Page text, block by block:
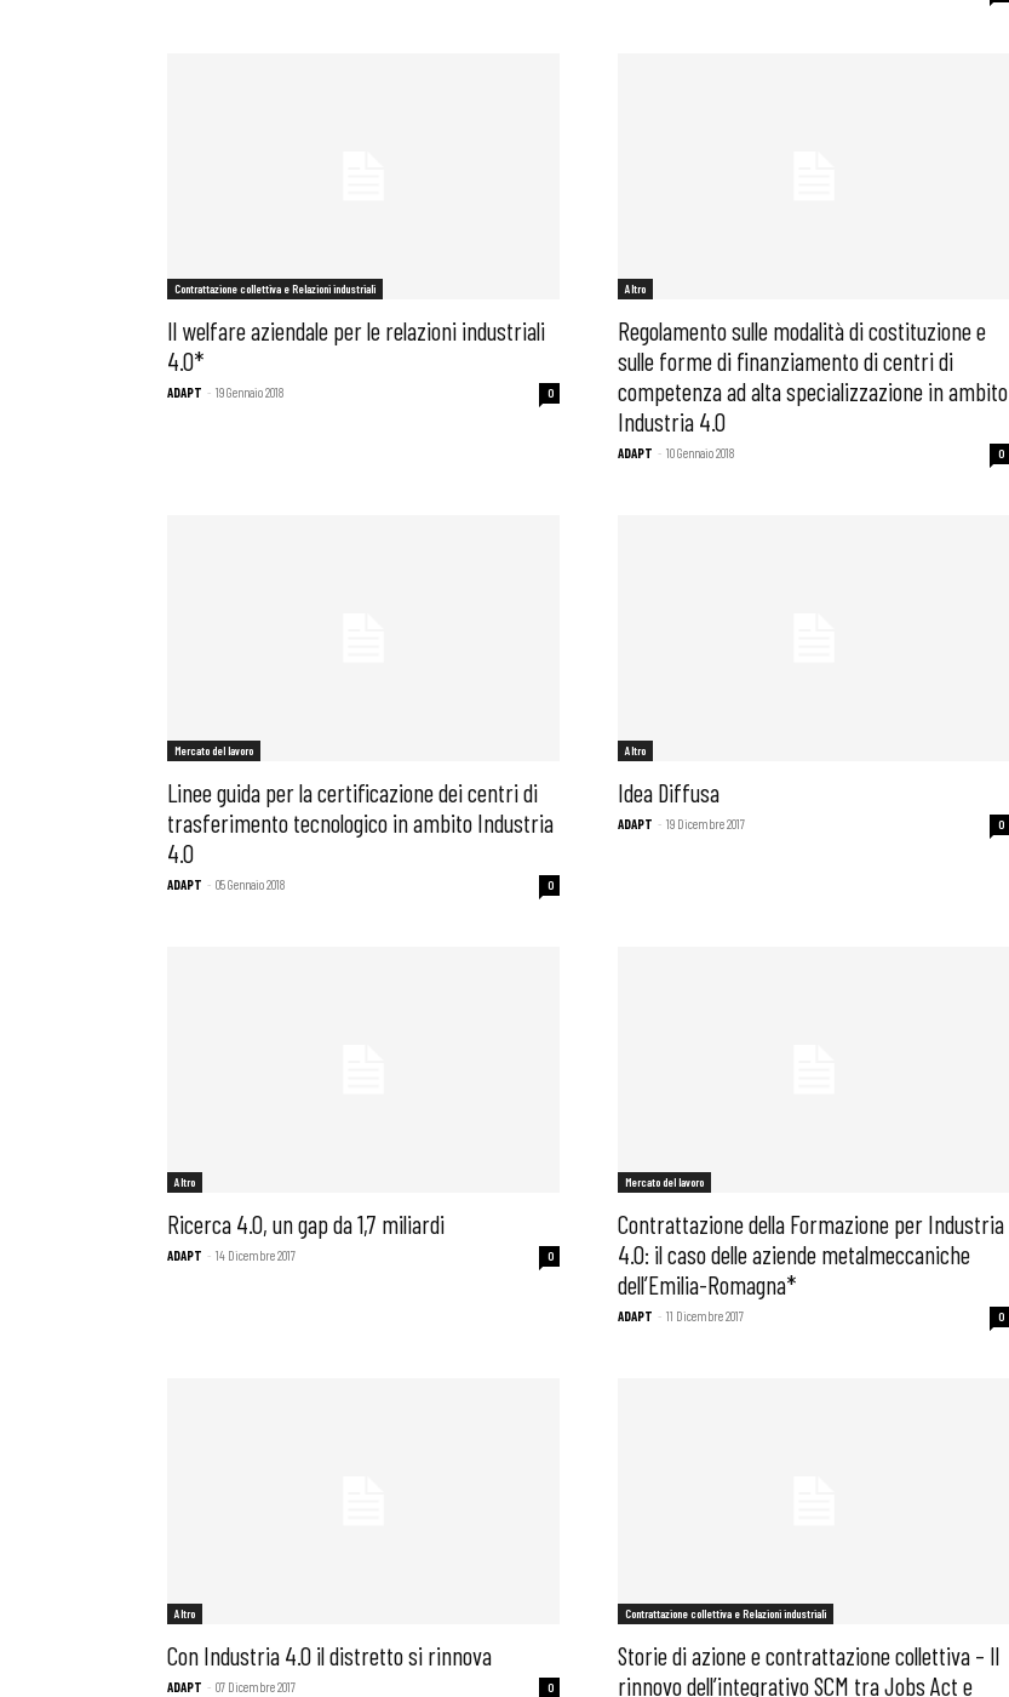
Contrattazione collettiva e Relazioni industriali
Il welfare aziendale per le relazioni industriali
4.0*
ADAPT - 19 Gennaio 2018 0
Altro
Regolamento sulle modalità di costituzione e
sulle forme di finanziamento di centri di
competenza ad alta specializzazione in ambito
Industria 4.0
ADAPT - 10 Gennaio 2018 0
Mercato del lavoro
Linee guida per la certificazione dei centri di
trasferimento tecnologico in ambito Industria
4.0
ADAPT - 05 Gennaio 2018 0
Altro
Idea Diffusa
ADAPT - 19 Dicembre 2017 0
Altro
Ricerca 4.0, un gap da 1,7 miliardi
ADAPT - 14 Dicembre 2017 0
Mercato del lavoro
Contrattazione della Formazione per Industria
4.0: il caso delle aziende metalmeccaniche
dell’Emilia-Romagna*
ADAPT - 11 Dicembre 2017 0
Altro
Con Industria 4.0 il distretto si rinnova
ADAPT - 07 Dicembre 2017 0
Contrattazione collettiva e Relazioni industriali
Storie di azione e contrattazione collettiva – Il
rinnovo dell’integrativo SCM tra Jobs Act e